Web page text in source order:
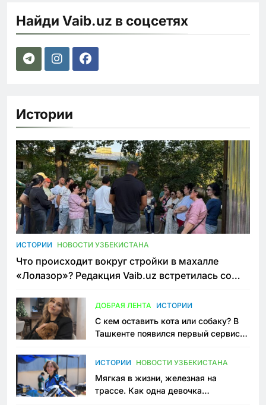
Найди Vaib.uz в соцсетях
Истории
ИСТОРИИ НОВОСТИ УЗБЕКИСТАНА
Что происходит вокруг стройки в махалле
«Лолазор»? Редакция Vaib.uz встретилась со
ДОБРАЯ ЛЕНТА ИСТОРИИ
С кем оставить кота или собаку? В
Ташкенте появился первый сервис
ИСТОРИИ НОВОСТИ УЗБЕКИСТАНА
Мягкая в жизни, железная на
трассе. Как одна девочка